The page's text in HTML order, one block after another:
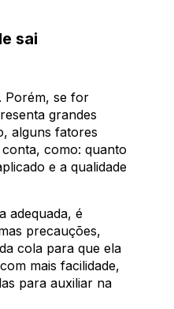
sai
Porém, se for
grandes
alguns fatores
como: quanto
e a qualidade
adequada, é
precauções,
cola para que ela
mais facilidade,
para auxiliar na